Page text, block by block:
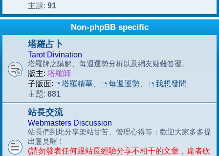
主題: 91
Non-phpBB specific
塔羅占卜
Tarot Divination
塔羅牌之講解、每週運勢分析以及網友疑難答覆。
版主: 塔羅師
子版面:
塔羅精華、 每週運勢、
我想發問
主題: 881
站長交流
Webmasters Discussion
站長們到此分享架站甘苦、管理心得等；歡迎大家多多提
出意見喔！
(請勿發表任何跟站長經驗分享不相干的文章，違者砍